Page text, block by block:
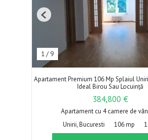
1 / 9
Previous
Apartament Premium 106 Mp Splaiul
Ideal Birou Sau Locuință
384,800 €
Apartament cu 4 camere de
Unirii, Bucuresti
106 mp